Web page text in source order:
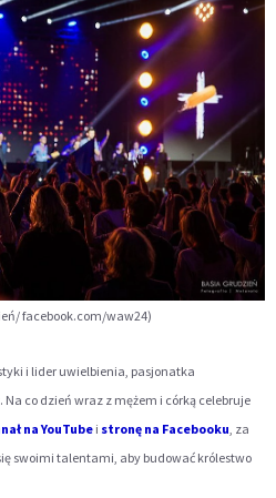
facebook.com/waw24)
i lider uwielbienia, pasjonatka
co dzień wraz z mężem i córką celebruje
na YouTube i stronę na Facebooku, za
swoimi talentami, aby budować królestwo